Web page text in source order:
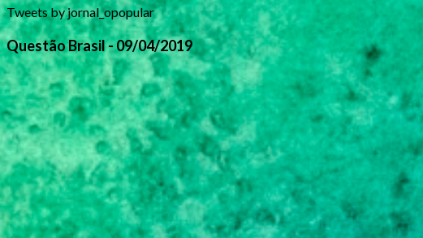
Tweets by jornal_opopular
Questão Brasil - 09/04/2019